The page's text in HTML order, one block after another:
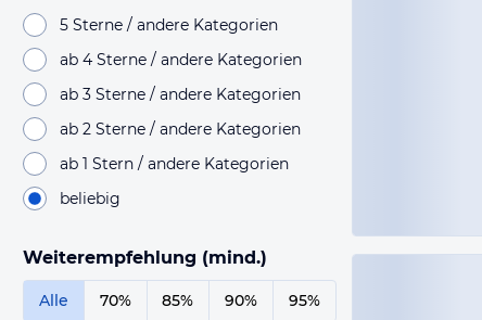
5 Sterne / andere Kategorien
ab 4 Sterne / andere Kategorien
ab 3 Sterne / andere Kategorien
ab 2 Sterne / andere Kategorien
ab 1 Stern / andere Kategorien
beliebig
Weiterempfehlung (mind.)
Alle 70% 85% 90% 95%